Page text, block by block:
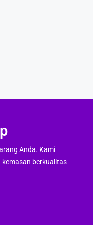
Anda. Kami
kemasan berkualitas